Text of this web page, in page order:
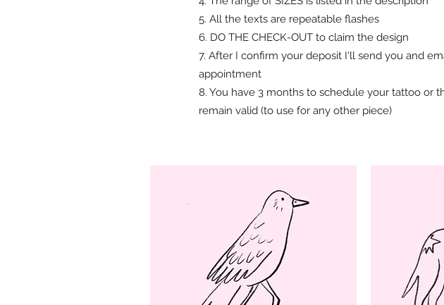
5. All the texts are repeatable flashes
6. DO THE CHECK-OUT to claim the design
7. After I confirm your deposit I'll send you and
appointment
8. You have 3 months to schedule your tattoo or
remain valid (to use for any other piece)